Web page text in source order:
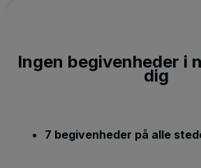
Ingen begivenheder i
dig
7 begivenheder på alle